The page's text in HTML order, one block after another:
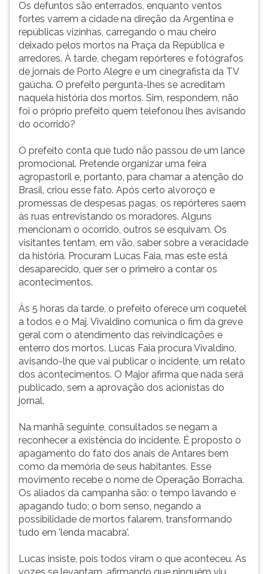
Os defuntos são enterrados, enquanto ventos
fortes varrem a cidade na direção da Argentina e
repúblicas vizinhas, carregando o mau cheiro
deixado pelos mortos na Praça da República e
arredores. À tarde, chegam repórteres e fotógrafos
de jornais de Porto Alegre e um cinegrafista da TV
gaúcha. O prefeito pergunta-lhes se acreditam
naquela história dos mortos. Sim, respondem, não
foi o próprio prefeito quem telefonou lhes avisando
do ocorrido?
O prefeito conta que tudo não passou de um lance
promocional. Pretende organizar uma feira
agropastoril e, portanto, para chamar a atenção do
Brasil, criou esse fato. Após certo alvoroço e
promessas de despesas pagas, os repórteres saem
às ruas entrevistando os moradores. Alguns
mencionam o ocorrido, outros se esquivam. Os
visitantes tentam, em vão, saber sobre a veracidade
da história. Procuram Lucas Faia, mas este está
desaparecido, quer ser o primeiro a contar os
acontecimentos.
Às 5 horas da tarde, o prefeito oferece um coquetel
a todos e o Maj. Vivaldino comunica o fim da greve
geral com o atendimento das reivindicações e
enterro dos mortos. Lucas Faia procura Vivaldino,
avisando-lhe que vai publicar o incidente, um relato
dos acontecimentos. O Major afirma que nada será
publicado, sem a aprovação dos acionistas do
jornal.
Na manhã seguinte, consultados se negam a
reconhecer a existência do incidente. É proposto o
apagamento do fato dos anais de Antares bem
como da memória de seus habitantes. Esse
movimento recebe o nome de Operação Borracha.
Os aliados da campanha são: o tempo lavando e
apagando tudo; o bom senso, negando a
possibilidade de mortos falarem, transformando
tudo em 'lenda macabra'.
Lucas insiste, pois todos viram o que aconteceu. As